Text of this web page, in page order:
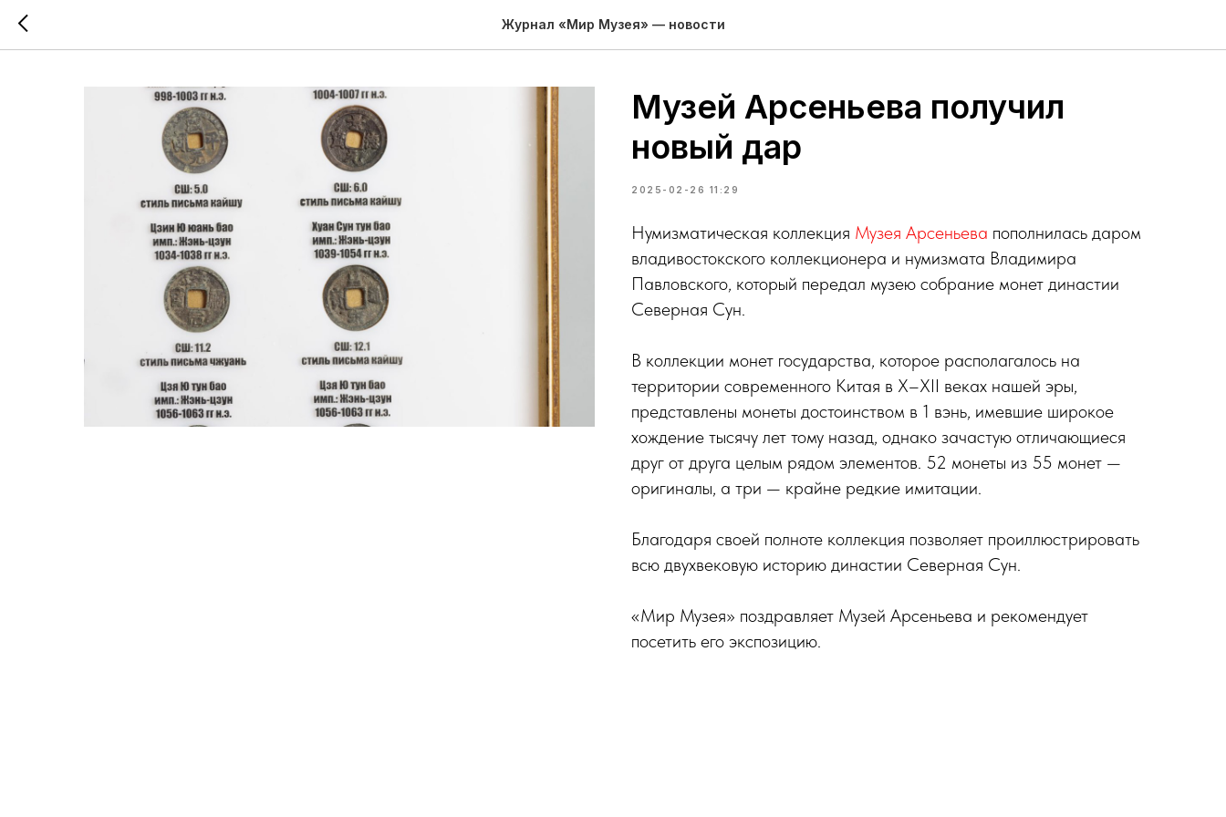
Журнал «Мир Музея» — новости
Музей Арсеньева получил
новый дар
2025-02-26 11:29
Нумизматическая коллекция Музея Арсеньева пополнилась даром
владивостокского коллекционера и нумизмата Владимира
Павловского, который передал музею собрание монет династии
Северная Сун.
В коллекции монет государства, которое располагалось на
территории современного Китая в X–XII веках нашей эры,
представлены монеты достоинством в 1 вэнь, имевшие широкое
хождение тысячу лет тому назад, однако зачастую отличающиеся
друг от друга целым рядом элементов. 52 монеты из 55 монет —
оригиналы, а три — крайне редкие имитации.
Благодаря своей полноте коллекция позволяет проиллюстрировать
всю двухвековую историю династии Северная Сун.
«Мир Музея» поздравляет Музей Арсеньева и рекомендует
посетить его экспозицию.